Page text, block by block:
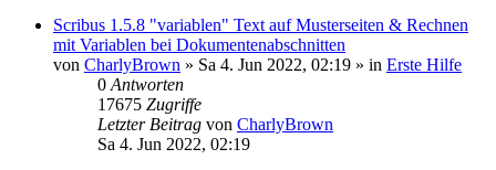
Scribus 1.5.8 "variablen" Text auf Musterseiten & Rechnen
mit Variablen bei Dokumentenabschnitten
von CharlyBrown » Sa 4. Jun 2022, 02:19 » in Erste Hilfe
0 Antworten
17675 Zugriffe
Letzter Beitrag von CharlyBrown
Sa 4. Jun 2022, 02:19